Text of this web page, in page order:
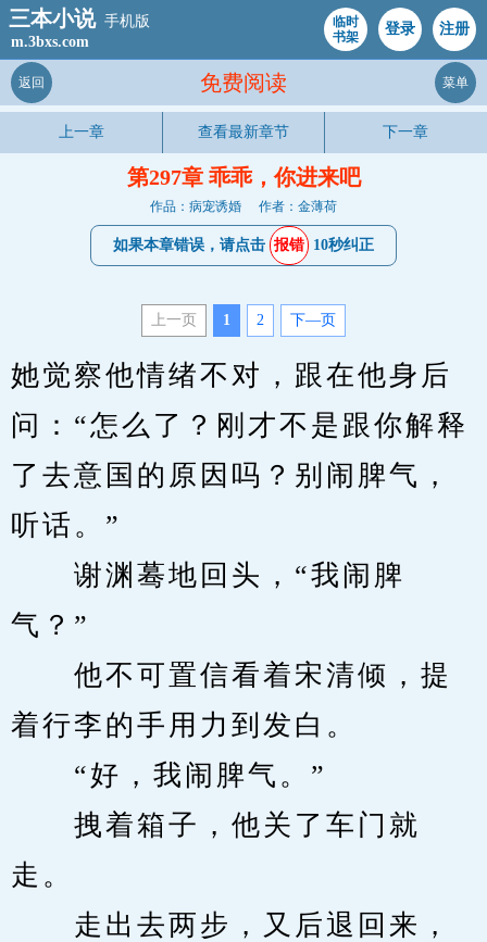
三本小说 手机版
m.3bxs.com
临时
书架
登录 注册
免费阅读
返回 菜单
上一章 查看最新章节 下一章
第297章 乖乖，你进来吧
作品：病宠诱婚 作者：金薄荷
如果本章错误，请点击 报错 10秒纠正
上一页 1 2 下—页
她觉察他情绪不对，跟在他身后
问：“怎么了？刚才不是跟你解释
了去意国的原因吗？别闹脾气，
听话。”
谢渊蓦地回头，“我闹脾
气？”
他不可置信看着宋清倾，提
着行李的手用力到发白。
“好，我闹脾气。”
拽着箱子，他关了车门就
走。
走出去两步，又后退回来，